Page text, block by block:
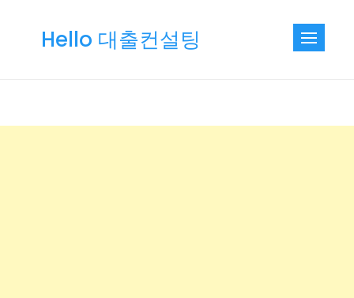
Hello 대출컨설팅